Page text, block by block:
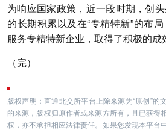
为响应国家政策，近一段时期，创
的长期积累以及在“专精特新”的布
服务专精特新企业，取得了积极的成
（完）
版权声明：直通北交所平台上除来源为“原创”的
的来源，版权归原作者或来源方所有，且已获得
权，亦不承担相应法律责任。如果您发现本平台